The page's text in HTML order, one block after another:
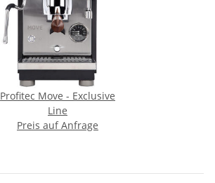
Profitec Move - Exclusive
Line
Preis auf Anfrage